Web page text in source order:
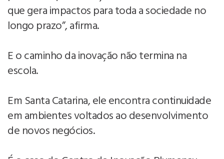
que gera impactos para toda a sociedade no
longo prazo”, afirma.
E o caminho da inovação não termina na
escola.
Em Santa Catarina, ele encontra continuidade
em ambientes voltados ao desenvolvimento
de novos negócios.